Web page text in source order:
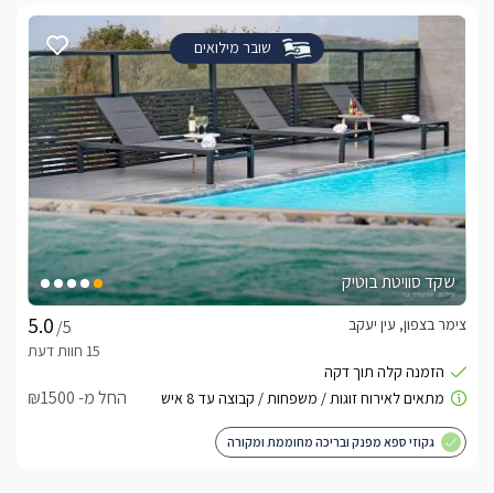
שובר מילואים
שקד סוויטת בוטיק
/5
צימר בצפון, עין יעקב
החל מ- ₪1500
גקוזי ספא מפנק ובריכה מחוממת ומקורה